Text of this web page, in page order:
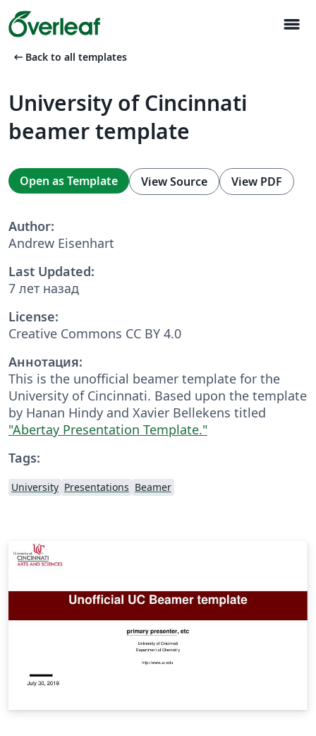
menu
arrow_left_alt Back to all templates
University of Cincinnati
beamer template
Open as Template View Source View PDF
Author:
Andrew Eisenhart
Last Updated:
7 лет назад
License:
Creative Commons CC BY 4.0
Аннотация:
This is the unofficial beamer template for the
University of Cincinnati. Based upon the template
by Hanan Hindy and Xavier Bellekens titled
"Abertay Presentation Template."
Tags:
University Presentations Beamer